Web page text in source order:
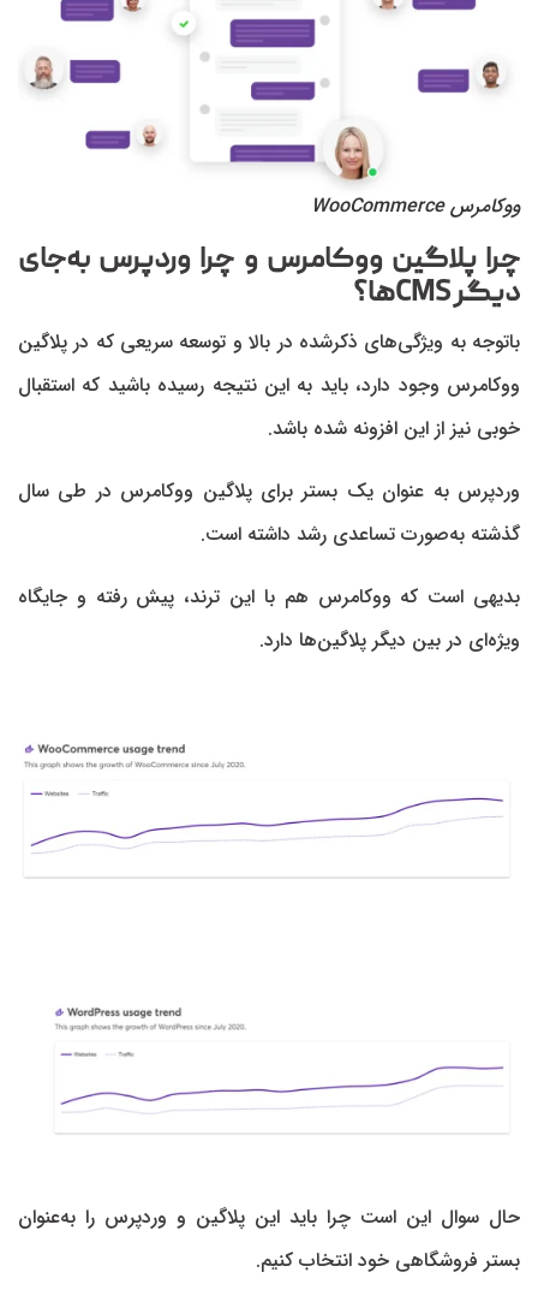
ووکامرس WooCommerce
چرا پلاگین ووکامرس و چرا وردپرس به‌جای
دیگرCMSها؟
باتوجه به ویژگی‌های ذکرشده در بالا و توسعه سریعی که در پلاگین
ووکامرس وجود دارد، باید به این نتیجه رسیده باشید که استقبال
خوبی نیز از این افزونه شده باشد.
وردپرس به عنوان یک بستر برای پلاگین ووکامرس در طی سال
گذشته به‌صورت تساعدی رشد داشته است.
بدیهی است که ووکامرس هم با این ترند، پیش رفته و جایگاه
ویژه‌ای در بین دیگر پلاگین‌ها دارد.
حال سوال این است چرا باید این پلاگین و وردپرس را به‌عنوان
بستر فروشگاهی خود انتخاب کنیم.